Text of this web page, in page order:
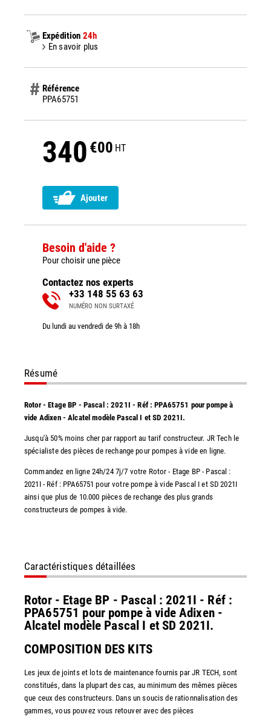
Expédition 24h
En savoir plus
Référence
PPA65751
340 €00 HT
Ajouter
Besoin d'aide ?
Pour choisir une pièce
Contactez nos experts
+33 148 55 63 63
NUMÉRO NON SURTAXÉ
Du lundi au vendredi de 9h à 18h
Résumé
Rotor - Etage BP - Pascal : 2021I - Réf : PPA65751 pour pompe à
vide Adixen - Alcatel modèle Pascal I et SD 2021I.
Jusqu'à 50% moins cher par rapport au tarif constructeur. JR Tech le
spécialiste des pièces de rechange pour pompes à vide en ligne.
Commandez en ligne 24h/24 7j/7 votre Rotor - Etage BP - Pascal :
2021I - Réf : PPA65751 pour votre pompe à vide Pascal I et SD 2021I
ainsi que plus de 10.000 pièces de rechange des plus grands
constructeurs de pompes à vide.
Caractéristiques détaillées
Rotor - Etage BP - Pascal : 2021I - Réf :
PPA65751 pour pompe à vide Adixen -
Alcatel modèle Pascal I et SD 2021I.
COMPOSITION DES KITS
Les jeux de joints et lots de maintenance fournis par JR TECH, sont
constitués, dans la plupart des cas, au minimum des mêmes pièces
que ceux des constructeurs. Dans un soucis de rationnalisation des
gammes, vous pouvez vous retouver avec des pièces